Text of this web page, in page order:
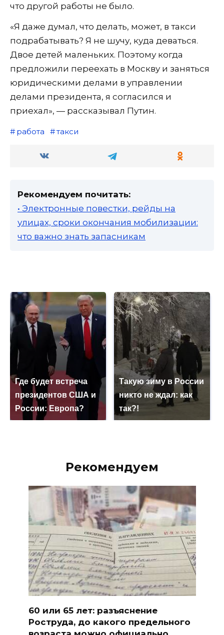
что другой работы не было.
«Я даже думал, что делать, может, в такси
подрабатывать? Я не шучу, куда деваться.
Двое детей маленьких. Поэтому когда
предложили переехать в Москву и заняться
юридическими делами в управлении
делами президента, я согласился и
приехал», — рассказывал Путин.
работа такси
Рекомендуем почитать:
• Электронные повестки, рейды на
улицах, сроки окончания мобилизации:
что важно знать запасникам
Где будет встреча
президентов США и
России: Европа?
Такую зиму в России
никто не ждал: как
так?!
Рекомендуем
60 или 65 лет: разъяснение
Роструда, до какого предельного